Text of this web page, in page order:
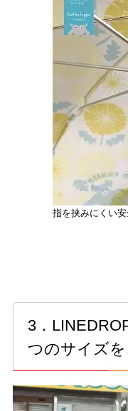
指を挟みにくい
3．
つのサイズを